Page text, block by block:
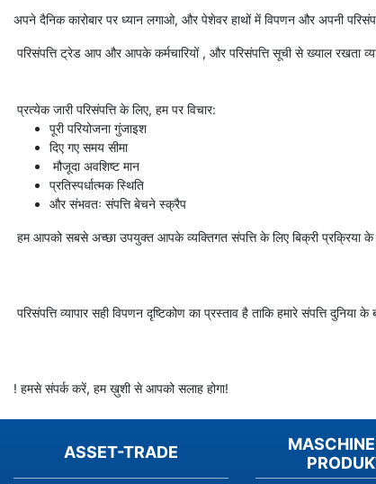
अपने दैनिक कारोबार पर ध्यान लगाओ, और पेशेवर हाथों में विपणन और अपनी
परिसंपत्ति ट्रेड आप और आपके कर्मचारियों , और परिसंपत्ति सूची से ख्याल रखता
प्रत्येक जारी परिसंपत्ति के लिए, हम पर विचार:
पूरी परियोजना गुंजाइश
दिए गए समय सीमा
मौजूदा अवशिष्ट मान
प्रतिस्पर्धात्मक स्थिति
और संभवतः संपत्ति बेचने स्क्रैप
हम आपको सबसे अच्छा उपयुक्त आपके व्यक्तिगत संपत्ति के लिए बिक्री प्रक्रिया
परिसंपत्ति व्यापार सही विपणन दृष्टिकोण का प्रस्ताव है ताकि हमारे संपत्ति दुनिया
! हमसे संपर्क करें, हम ख़ुशी से आपको सलाह होगा!
ASSET-TRADE